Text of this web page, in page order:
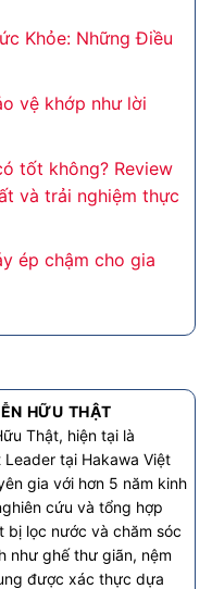
Khỏe: Những Điều
vệ khớp như lời
tốt không? Review
và trải nghiệm thực
ép chậm cho gia
HỮU THẬT
Thật, hiện tại là
tại Hakawa Việt
gia với hơn 5 năm kinh
cứu và tổng hợp
bị lọc nước và chăm sóc
như ghế thư giãn, nệm
được xác thực dựa